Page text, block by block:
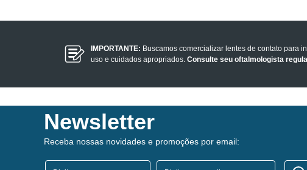
IMPORTANTE: Buscamos comercializar lentes de contato para
uso e cuidados apropriados. Consulte seu oftalmologista
Newsletter
Receba nossas novidades e promoções por email: